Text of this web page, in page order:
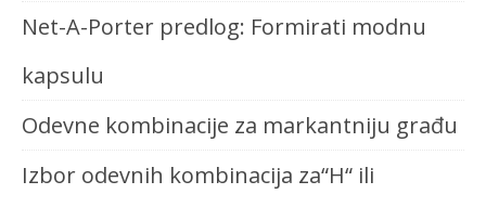
Net-A-Porter predlog: Formirati modnu
kapsulu
Odevne kombinacije za markantniju građu
Izbor odevnih kombinacija za“H“ ili